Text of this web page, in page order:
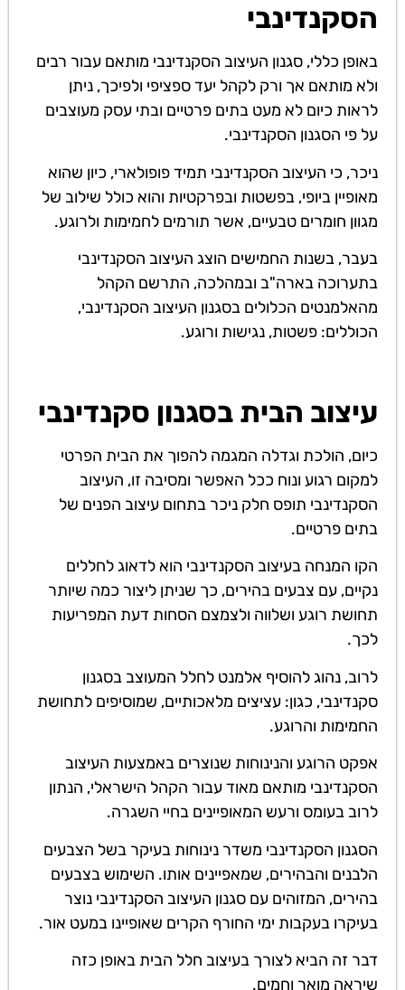
הסקנדינבי
באופן כללי, סגנון העיצוב הסקנדינבי מותאם עבור רבים
ולא מותאם אך ורק לקהל יעד ספציפי ולפיכך, ניתן
לראות כיום לא מעט בתים פרטיים ובתי עסק מעוצבים
על פי הסגנון הסקנדינבי.
ניכר, כי העיצוב הסקנדינבי תמיד פופולארי, כיון שהוא
מאופיין ביופי, בפשטות ובפרקטיות והוא כולל שילוב של
מגוון חומרים טבעיים, אשר תורמים לחמימות ולרוגע.
בעבר, בשנות החמישים הוצג העיצוב הסקנדינבי
בתערוכה בארה"ב ובמהלכה, התרשם הקהל
מהאלמנטים הכלולים בסגנון העיצוב הסקנדינבי,
הכוללים: פשטות, נגישות ורוגע.
עיצוב הבית בסגנון סקנדינבי
כיום, הולכת וגדלה המגמה להפוך את הבית הפרטי
למקום רגוע ונוח ככל האפשר ומסיבה זו, העיצוב
הסקנדינבי תופס חלק ניכר בתחום עיצוב הפנים של
בתים פרטיים.
הקו המנחה בעיצוב הסקנדינבי הוא לדאוג לחללים
נקיים, עם צבעים בהירים, כך שניתן ליצור כמה שיותר
תחושת רוגע ושלווה ולצמצם הסחות דעת המפריעות
לכך.
לרוב, נהוג להוסיף אלמנט לחלל המעוצב בסגנון
סקנדינבי, כגון: עציצים מלאכותיים, שמוסיפים לתחושת
החמימות והרוגע.
אפקט הרוגע והנינוחות שנוצרים באמצעות העיצוב
הסקנדינבי מותאם מאוד עבור הקהל הישראלי, הנתון
לרוב בעומס ורעש המאופיינים בחיי השגרה.
הסגנון הסקנדינבי משדר נינוחות בעיקר בשל הצבעים
הלבנים והבהירים, שמאפיינים אותו. השימוש בצבעים
בהירים, המזוהים עם סגנון העיצוב הסקנדינבי נוצר
בעיקרו בעקבות ימי החורף הקרים שאופיינו במעט אור.
דבר זה הביא לצורך בעיצוב חלל הבית באופן כזה
שיראה מואר וחמים.